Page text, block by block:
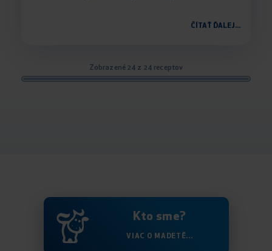
ČÍTAŤ ĎALEJ...
Zobrazené 24 z 24 receptov
Kto sme?
VIAC O MADETĚ...